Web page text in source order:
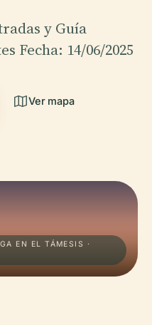
y Guía
Fecha: 14/06/2025
Ver mapa
EN EL TÁMESIS ·